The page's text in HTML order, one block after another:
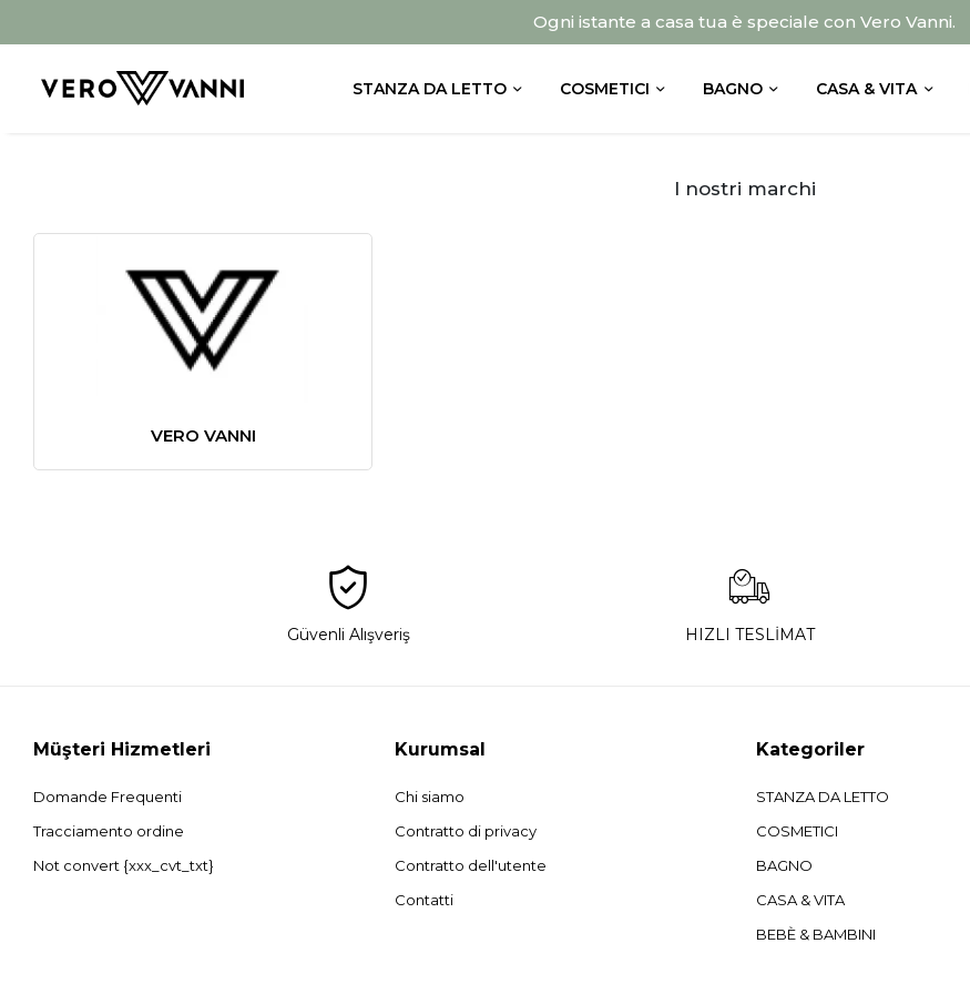
Ogni istante a casa tua è speciale con Vero Vanni.
STANZA DA LETTO COSMETICI BAGNO CASA & VITA
I nostri marchi
VERO VANNI
Güvenli Alışveriş HIZLI TESLİMAT
Müşteri Hizmetleri
Domande Frequenti
Tracciamento ordine
Not convert {xxx_cvt_txt}
Kurumsal
Chi siamo
Contratto di privacy
Contratto dell'utente
Contatti
Kategoriler
STANZA DA LETTO
COSMETICI
BAGNO
CASA & VITA
BEBÈ & BAMBINI